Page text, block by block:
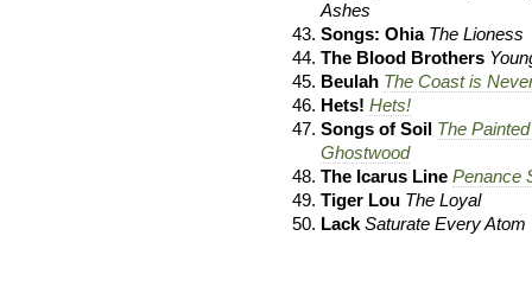
Ashes
Songs: Ohia The Lioness
The Blood Brothers
Beulah The Coast is
Hets! Hets!
Songs of Soil The
Ghostwood
The Icarus Line Penance
Tiger Lou The Loyal
Lack Saturate Every Atom